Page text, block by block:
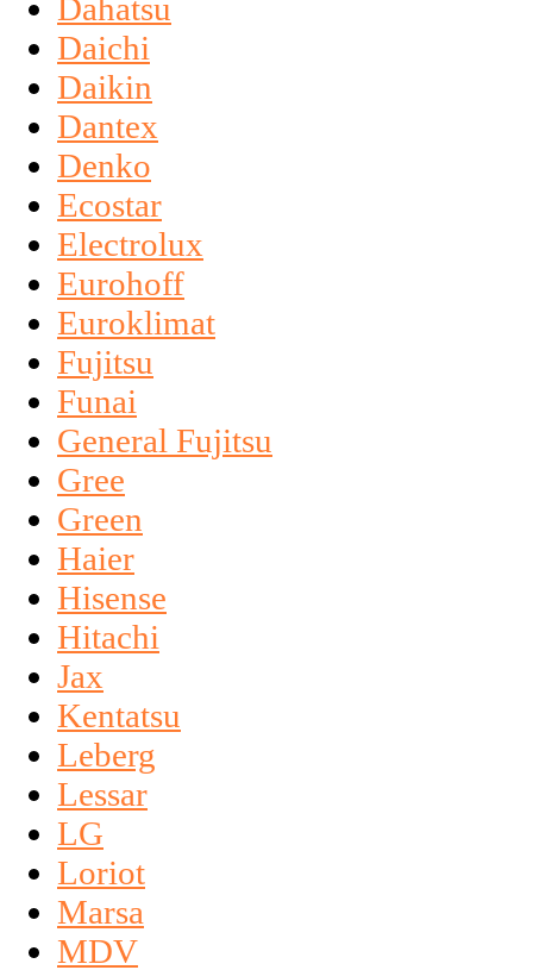
Dahatsu
Daichi
Daikin
Dantex
Denko
Ecostar
Electrolux
Eurohoff
Euroklimat
Fujitsu
Funai
General Fujitsu
Gree
Green
Haier
Hisense
Hitachi
Jax
Kentatsu
Leberg
Lessar
LG
Loriot
Marsa
MDV